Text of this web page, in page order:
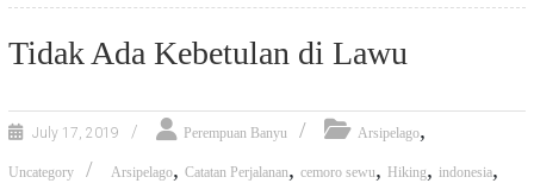
Tidak Ada Kebetulan di Lawu
July 17, 2019 Perempuan Banyu Arsipelago,
Uncategory Arsipelago, Catatan Perjalanan, cemoro sewu, Hiking, indonesia,